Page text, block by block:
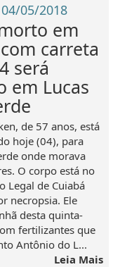
05/2018
em
carreta
será
em Lucas
de 57 anos, está
hoje (04), para
onde morava
O corpo está no
Legal de Cuiabá
necropsia. Ele
desta quinta-
fertilizantes que
Antônio do L...
Leia Mais